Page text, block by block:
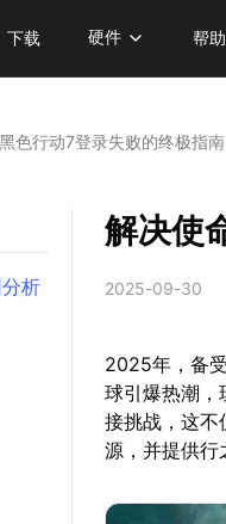
下载 硬件 帮助
色行动7登录失败的终极指南
析
解决使
2025-09-30
2025年，备
球引爆热潮，
接挑战，这不
源，并提供行